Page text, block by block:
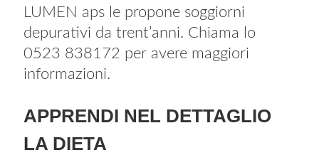
LUMEN aps le propone soggiorni
depurativi da trent’anni. Chiama lo
0523 838172 per avere maggiori
informazioni.
APPRENDI NEL DETTAGLIO
LA DIETA